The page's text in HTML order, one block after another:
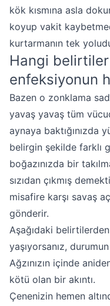
kök kısmına asla
koyup vakit
kurtarmanın tek
Hangi
enfeksiyonun
Bazen o zonklama
yavaş yavaş tüm
aynaya baktığınızda
belirgin şekilde farklı
boğazınızda bir
sızıdan çıkmış
misafire karşı savaş
gönderir.
Aşağıdaki
yaşıyorsanız,
Ağzınızın içinde
kötü olan bir akıntı.
Çenenizin hemen